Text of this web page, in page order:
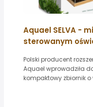
Aquael SELVA -
sterowanym
Polski producent
Aquael wprowadziła
kompaktowy zbiornik